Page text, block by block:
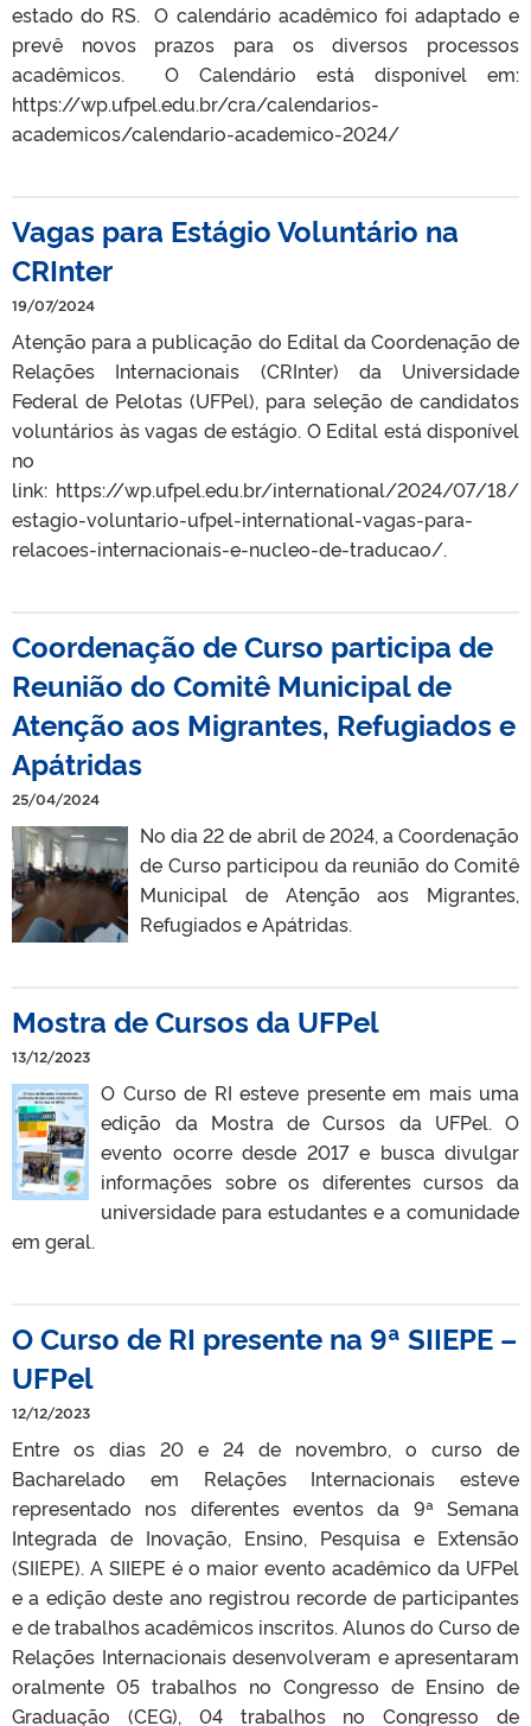
estado do RS. O calendário acadêmico foi adaptado e
prevê novos prazos para os diversos processos
acadêmicos. O Calendário está disponível em:
https://wp.ufpel.edu.br/cra/calendarios-
academicos/calendario-academico-2024/
Vagas para Estágio Voluntário na
CRInter
19/07/2024
Atenção para a publicação do Edital da Coordenação de
Relações Internacionais (CRInter) da Universidade
Federal de Pelotas (UFPel), para seleção de candidatos
voluntários às vagas de estágio. O Edital está disponível
no
link: https://wp.ufpel.edu.br/international/2024/07/18/
estagio-voluntario-ufpel-international-vagas-para-
relacoes-internacionais-e-nucleo-de-traducao/.
Coordenação de Curso participa de
Reunião do Comitê Municipal de
Atenção aos Migrantes, Refugiados e
Apátridas
25/04/2024
No dia 22 de abril de 2024, a Coordenação
de Curso participou da reunião do Comitê
Municipal de Atenção aos Migrantes,
Refugiados e Apátridas.
Mostra de Cursos da UFPel
13/12/2023
O Curso de RI esteve presente em mais uma
edição da Mostra de Cursos da UFPel. O
evento ocorre desde 2017 e busca divulgar
informações sobre os diferentes cursos da
universidade para estudantes e a comunidade
em geral.
O Curso de RI presente na 9ª SIIEPE –
UFPel
12/12/2023
Entre os dias 20 e 24 de novembro, o curso de
Bacharelado em Relações Internacionais esteve
representado nos diferentes eventos da 9ª Semana
Integrada de Inovação, Ensino, Pesquisa e Extensão
(SIIEPE). A SIIEPE é o maior evento acadêmico da UFPel
e a edição deste ano registrou recorde de participantes
e de trabalhos acadêmicos inscritos. Alunos do Curso de
Relações Internacionais desenvolveram e apresentaram
oralmente 05 trabalhos no Congresso de Ensino de
Graduação (CEG), 04 trabalhos no Congresso de